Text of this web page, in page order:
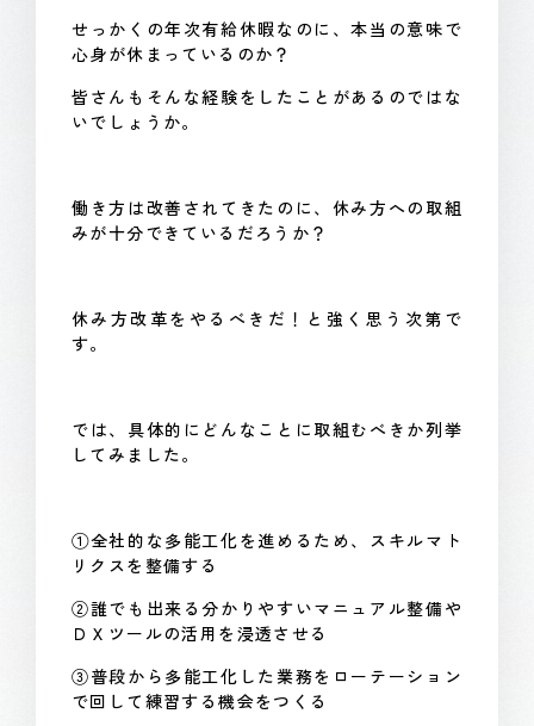
せっかくの年次有給休暇なのに、本当の意味で
心身が休まっているのか？
皆さんもそんな経験をしたことがあるのではな
いでしょうか。
働き方は改善されてきたのに、休み方への取組
みが十分できているだろうか？
休み方改革をやるべきだ！と強く思う次第で
す。
では、具体的にどんなことに取組むべきか列挙
してみました。
①全社的な多能工化を進めるため、スキルマト
リクスを整備する
②誰でも出来る分かりやすいマニュアル整備や
ＤＸツールの活用を浸透させる
③普段から多能工化した業務をローテーション
で回して練習する機会をつくる